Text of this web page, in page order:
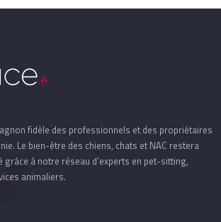
fidèle des professionnels et des propriétaires
Le bien-être des chiens, chats et NAC restera
à notre réseau d’experts en pet-sitting,
animaliers.